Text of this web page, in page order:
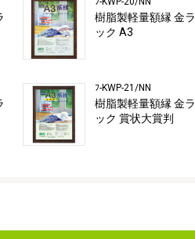
樹脂製軽量額縁 金ラ
ック A3
ﾌ-KWP-21/NN
樹脂製軽量額縁 金ラ
ック 賞状大賞判